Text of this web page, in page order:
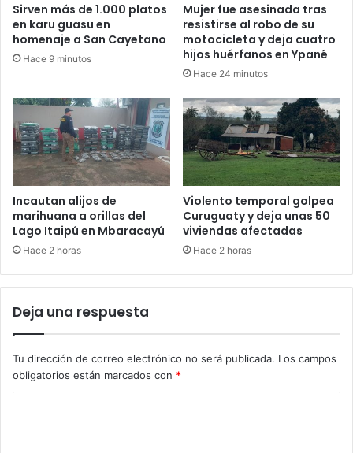
Sirven más de 1.000 platos
en karu guasu en
homenaje a San Cayetano
Hace 9 minutos
Mujer fue asesinada tras
resistirse al robo de su
motocicleta y deja cuatro
hijos huérfanos en Ypané
Hace 24 minutos
Incautan alijos de
marihuana a orillas del
Lago Itaipú en Mbaracayú
Hace 2 horas
Violento temporal golpea
Curuguaty y deja unas 50
viviendas afectadas
Hace 2 horas
Deja una respuesta
Tu dirección de correo electrónico no será publicada. Los campos
obligatorios están marcados con *